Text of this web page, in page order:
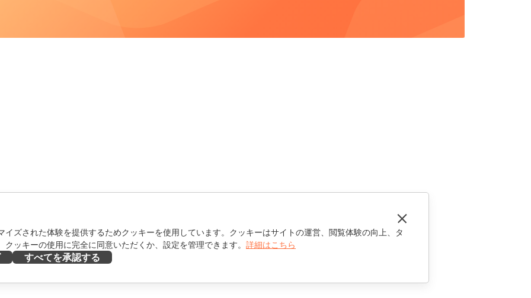
ズされた体験を提供するためクッキーを使用しています。クッキーはサイトの運営、閲覧体験の向上、タ
ッキーの使用に完全に同意いただくか、設定を管理できます。 詳細はこちら
すべてを承認する